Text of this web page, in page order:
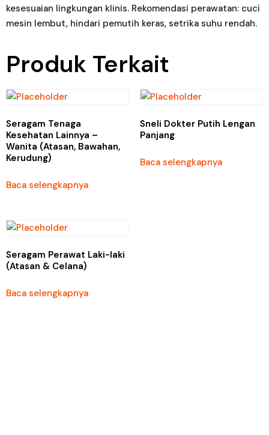
kesesuaian lingkungan klinis. Rekomendasi perawatan: cuci
mesin lembut, hindari pemutih keras, setrika suhu rendah.
Produk Terkait
Seragam Tenaga
Kesehatan Lainnya –
Wanita (Atasan, Bawahan,
Kerudung)
Baca selengkapnya
Sneli Dokter Putih Lengan
Panjang
Baca selengkapnya
Seragam Perawat Laki-laki
(Atasan & Celana)
Baca selengkapnya